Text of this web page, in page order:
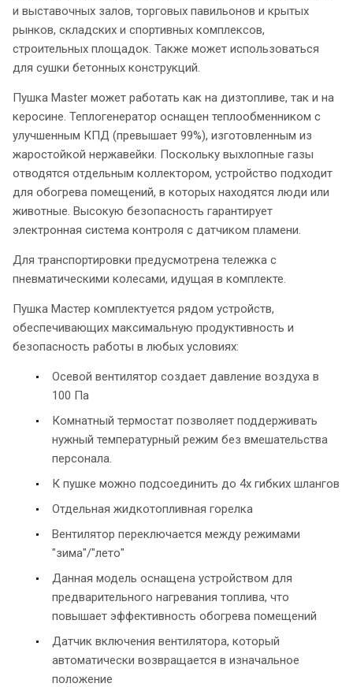
и выставочных залов, торговых павильонов и крытых
рынков, складских и спортивных комплексов,
строительных площадок. Также может использоваться
для сушки бетонных конструкций.
Пушка Master может работать как на дизтопливе, так и на
керосине. Теплогенератор оснащен теплообменником с
улучшенным КПД (превышает 99%), изготовленным из
жаростойкой нержавейки. Поскольку выхлопные газы
отводятся отдельным коллектором, устройство подходит
для обогрева помещений, в которых находятся люди или
животные. Высокую безопасность гарантирует
электронная система контроля с датчиком пламени.
Для транспортировки предусмотрена тележка с
пневматическими колесами, идущая в комплекте.
Пушка Мастер комплектуется рядом устройств,
обеспечивающих максимальную продуктивность и
безопасность работы в любых условиях:
Осевой вентилятор создает давление воздуха в
100 Па
Комнатный термостат позволяет поддерживать
нужный температурный режим без вмешательства
персонала.
К пушке можно подсоединить до 4х гибких шлангов
Отдельная жидкотопливная горелка
Вентилятор переключается между режимами
"зима"/"лето"
Данная модель оснащена устройством для
предварительного нагревания топлива, что
повышает эффективность обогрева помещений
Датчик включения вентилятора, который
автоматически возвращается в изначальное
положение